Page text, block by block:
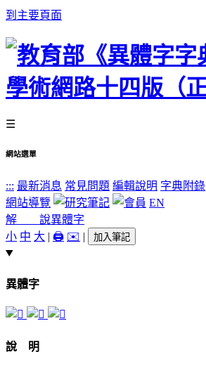
到主要頁面
☰
網站選單
::: 最新消息 常見問題 編輯說明 字典附錄
網站導覽
EN
解 說異體字
小 中 大 | 🖨️ ✉️ | 加入筆記
異體字
說 明